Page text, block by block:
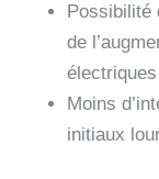
Possibilité
de
Moins
initiaux